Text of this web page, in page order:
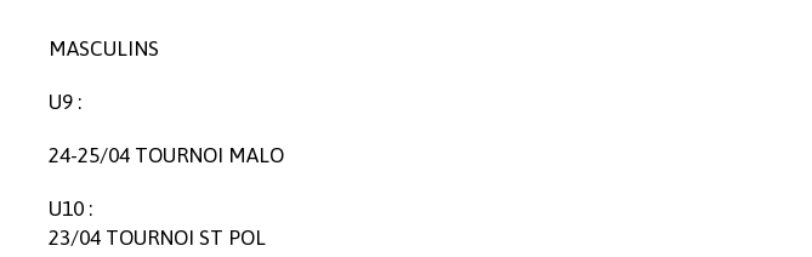
MASCULINS
U9 :
24-25/04 TOURNOI MALO
U10 :
23/04 TOURNOI ST POL